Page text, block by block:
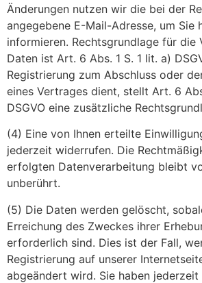
Änderungen nutzen wir die bei der
angegebene E-Mail-Adresse, um Sie
informieren. Rechtsgrundlage für die
Daten ist Art. 6 Abs. 1 S. 1 lit. a)
Registrierung zum Abschluss oder
eines Vertrages dient, stellt Art. 6
DSGVO eine zusätzliche
(4) Eine von Ihnen erteilte
jederzeit widerrufen. Die
erfolgten Datenverarbeitung bleibt
unberührt.
(5) Die Daten werden gelöscht,
Erreichung des Zweckes ihrer
erforderlich sind. Dies ist der Fall,
Registrierung auf unserer
abgeändert wird. Sie haben